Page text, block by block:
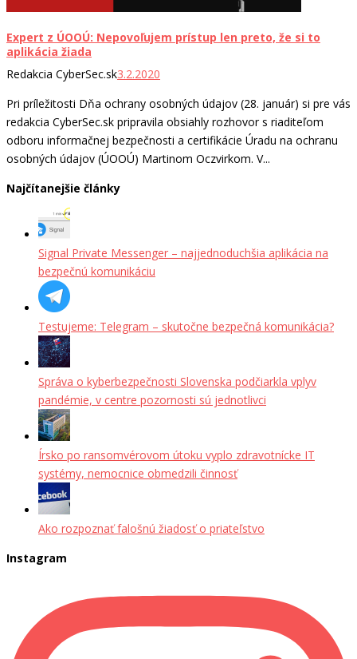
Expert z ÚOOÚ: Nepovoľujem prístup len preto, že si to
aplikácia žiada
Redakcia CyberSec.sk3.2.2020
Pri príležitosti Dňa ochrany osobných údajov (28. január) si pre vás
redakcia CyberSec.sk pripravila obsiahly rozhovor s riaditeľom
odboru informačnej bezpečnosti a certifikácie Úradu na ochranu
osobných údajov (ÚOOÚ) Martinom Oczvirkom. V...
Najčítanejšie články
Signal Private Messenger – najjednoduchšia aplikácia na
bezpečnú komunikáciu
Testujeme: Telegram – skutočne bezpečná komunikácia?
Správa o kyberbezpečnosti Slovenska podčiarkla vplyv
pandémie, v centre pozornosti sú jednotlivci
Írsko po ransomvérovom útoku vyplo zdravotnícke IT
systémy, nemocnice obmedzili činnosť
Ako rozpoznať falošnú žiadosť o priateľstvo
Instagram